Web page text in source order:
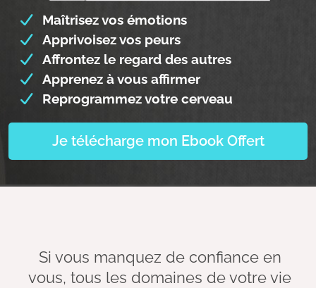
Maîtrisez vos émotions
Apprivoisez vos peurs
Affrontez le regard des autres
Apprenez à vous affirmer
Reprogrammez votre cerveau
Je télécharge mon Ebook Offert
Si vous manquez de confiance en
vous, tous les domaines de votre vie